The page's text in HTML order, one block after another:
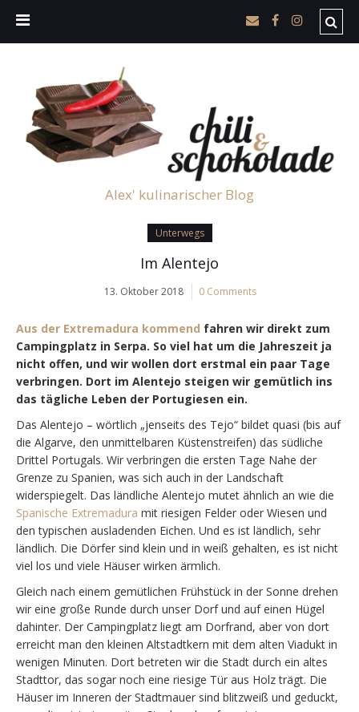
Alex' kulinarischer Blog
Unterwegs
Im Alentejo
13. Oktober 2018 0 Comments
Aus der Extremadura kommend fahren wir direkt zum
Campingplatz in Serpa. So viel hat um die Jahreszeit ja
nicht offen, und wir wollen dort erstmal ein paar Tage
verbringen. Dort im Alentejo steigen wir gemütlich ins
das tägliche Leben der Portugiesen ein.
Das Alentejo – wörtlich „jenseits des Tejo“ bildet quasi (bis auf
die Algarve, den unmittelbaren Küstenstreifen) das südliche
Drittel Portugals. Wir verbringen die ersten Tage Nahe der
Grenze zu Spanien, was sich auch in der Landschaft
widerspiegelt. Das ländliche Alentejo mutet ähnlich an wie die
Spanische Extremadura mit riesigen Felder oder Wiesen und
den typischen ausladenden Eichen. Und es ist ländlich, sehr
ländlich. Die Dörfer sind klein und in weiß gehalten, es ist nicht
viel los und viele Häuser wirken ärmlich.
Gleich nach einem gemütlichen Frühstück in der Sonne drehen
wir eine große Runde durch unser Dorf und auf einen Hügel
dahinter. Der Campingplatz liegt am Dorfrand, aber von dort
erreicht man den kleinen Altstadtkern mit dem alten Viadukt in
wenigen Minuten. Dort betreten wir die Stadt durch ein altes
Stadttor, das sogar noch eine riesige Tür aus Holz trägt. Die
Häuser im Inneren der Stadtmauer sind blitzweiß und geduckt,